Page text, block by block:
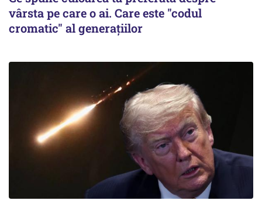
vârsta pe care o ai. Care este "codul
cromatic" al generațiilor